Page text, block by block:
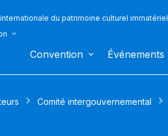
du patrimoine culturel immatériel
Convention Événements
Comité intergouvernemental